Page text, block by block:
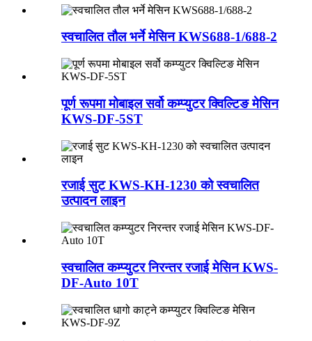
स्वचालित तौल भर्ने मेसिन KWS688-1/688-2
पूर्ण रूपमा मोबाइल सर्वो कम्प्युटर क्विल्टिङ मेसिन
KWS-DF-5ST
रजाई सुट KWS-KH-1230 को स्वचालित
उत्पादन लाइन
स्वचालित कम्प्युटर निरन्तर रजाई मेसिन KWS-
DF-Auto 10T